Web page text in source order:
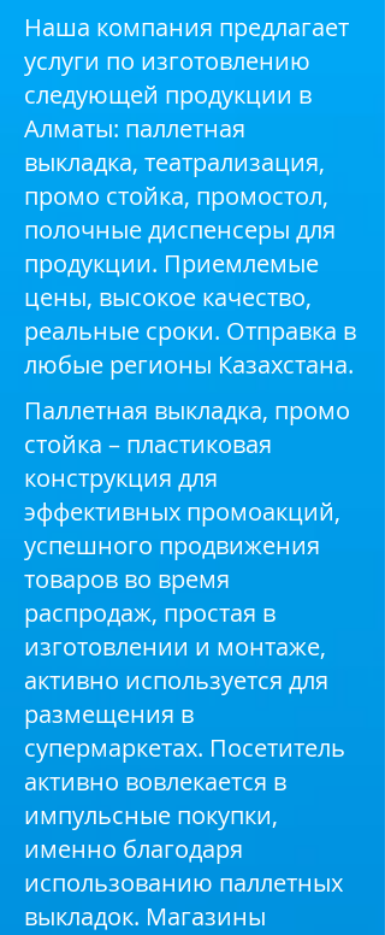
Паллетная выкладка, промо
стойка – пластиковая
конструкция для
эффективных промоакций,
успешного продвижения
товаров во время
распродаж, простая в
изготовлении и монтаже,
активно используется для
размещения в
супермаркетах. Посетитель
активно вовлекается в
импульсные покупки,
именно благодаря
использованию паллетных
выкладок. Магазины
Наша компания предлагает
услуги по изготовлению
следующей продукции в
Алматы: паллетная
выкладка, театрализация,
промо стойка, промостол,
полочные диспенсеры для
продукции. Приемлемые
цены, высокое качество,
реальные сроки. Отправка в
любые регионы Казахстана.